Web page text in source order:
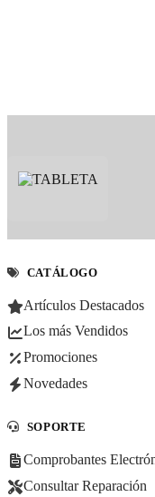
CATÁLOGO
Artículos Destacados
Los más Vendidos
Promociones
Novedades
SOPORTE
Comprobantes
Consultar Reparación